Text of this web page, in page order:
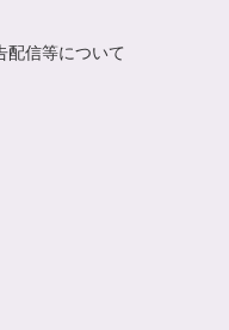
配信等について